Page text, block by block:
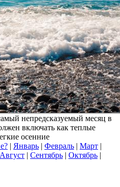
непредсказуемый месяц в
включать как теплые
осенние
| Январь | Февраль | Март |
Август | Сентябрь | Октябрь |